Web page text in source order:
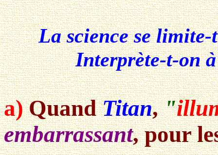
La science se
Interprète-t-on
a) QuandTitan,"
embarrassant, pour